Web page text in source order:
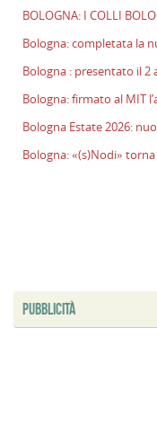
BOLOGNA: I COLLI
Bologna: completata la
Bologna : presentato il 2
Bologna: firmato al MIT
Bologna Estate 2026:
Bologna: «(s)Nodi»
PUBBLICITÀ